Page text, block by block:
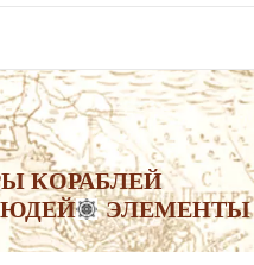
КОРАБЛЕЙ
ЭЛЕМЕНТЫ